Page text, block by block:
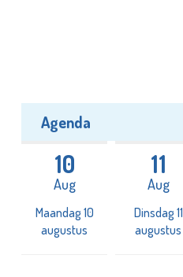
Agenda
10
Aug
Maandag 10
augustus
11
Aug
Dinsdag 11
augustus